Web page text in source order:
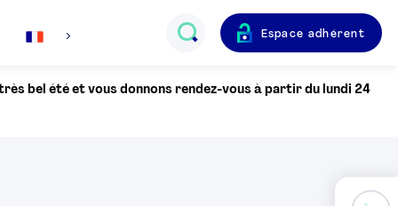
Français
Espace adhérent
bel été et vous donnons rendez-vous à partir du lundi 24